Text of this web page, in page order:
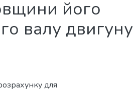
його
валу двигуну
для